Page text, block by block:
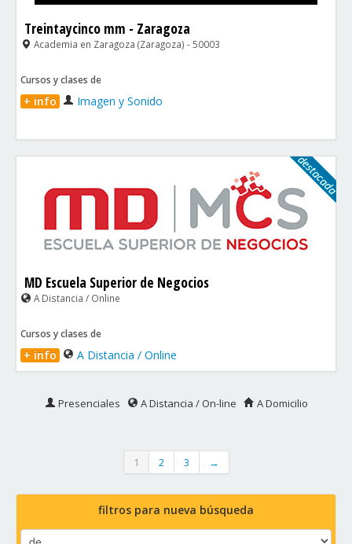
Treintaycinco mm - Zaragoza
Academia en Zaragoza (Zaragoza) - 50003
Cursos y clases de
+ info Imagen y Sonido
MD Escuela Superior de Negocios
A Distancia / Online
Cursos y clases de
+ info A Distancia / Online
Presenciales A Distancia / On-line A Domicilio
1 2 3 →
filtros para nueva búsqueda